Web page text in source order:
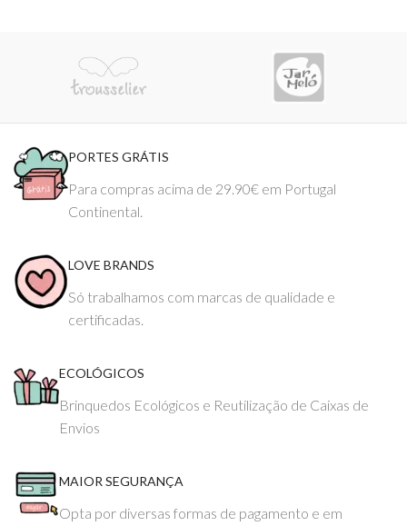
PORTES GRÁTIS
Para compras acima de 29.90€ em Portugal
Continental.
LOVE BRANDS
Só trabalhamos com marcas de qualidade e
certificadas.
ECOLÓGICOS
Brinquedos Ecológicos e Reutilização de Caixas de
Envios
MAIOR SEGURANÇA
Opta por diversas formas de pagamento e em